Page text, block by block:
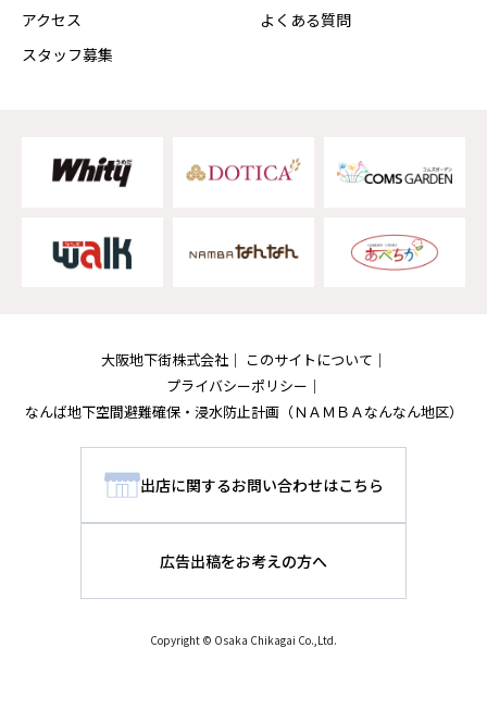
アクセス
スタッフ募集
よくある質問
大阪地下街株式会社
このサイトについて
プライバシーポリシー
なんば地下空間避難確保・浸水防止計画（ＮＡＭＢＡなんなん地区）
出店に関するお問い合わせはこちら
広告出稿をお考えの方へ
Copyright © Osaka Chikagai Co.,Ltd.